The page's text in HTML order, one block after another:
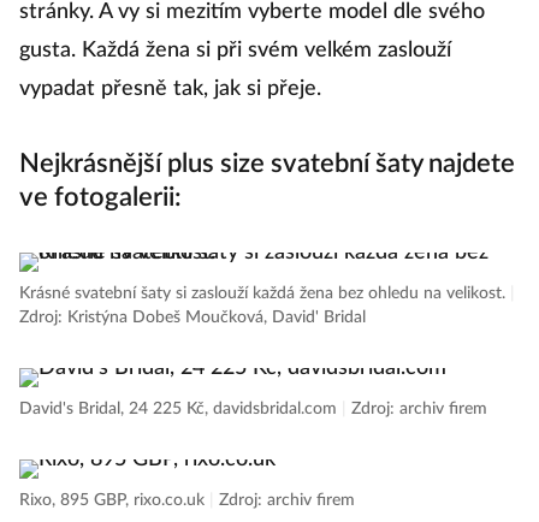
stránky. A vy si mezitím vyberte model dle svého
gusta. Každá žena si při svém velkém zaslouží
vypadat přesně tak, jak si přeje.
Nejkrásnější plus size svatební šaty najdete
ve fotogalerii:
Krásné svatební šaty si zaslouží každá žena bez ohledu na velikost.
Zdroj: Kristýna Dobeš Moučková, David' Bridal
David's Bridal, 24 225 Kč, davidsbridal.com Zdroj: archiv firem
Rixo, 895 GBP, rixo.co.uk Zdroj: archiv firem